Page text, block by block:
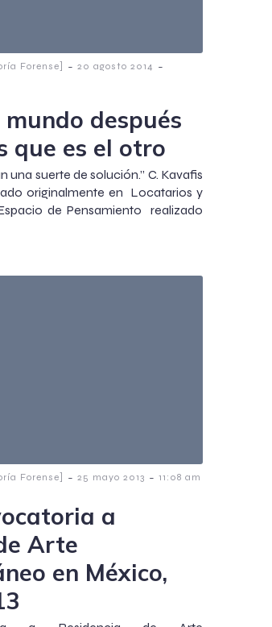
Forense] - 20 agosto 2014 -
después
que es el otro
una suerte de solución.” C. Kavafis
originalmente en Locatarios y
de Pensamiento realizado
Forense] - 25 mayo 2013 - 11:08 am
a
Arte
en México,